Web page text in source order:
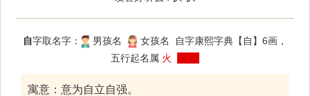
自字取名字： 男孩名
女孩名 自字康熙字典【自】6画，
五行起名属 火
寓意：意为自立自强。